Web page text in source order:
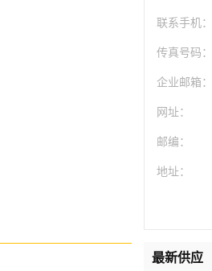
联系手机：
传真号码：
企业邮箱：
网址：
邮编：
地址：
最新供应